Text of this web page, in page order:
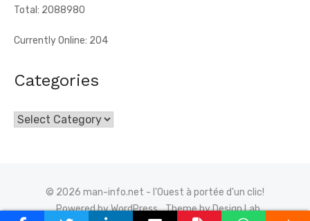
Total: 2088980
Currently Online: 204
Categories
Categories
© 2026 man-info.net - l'Ouest à portée d'un clic!
Powered by WordPress
Theme by Design Lab